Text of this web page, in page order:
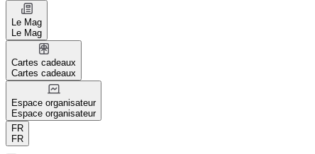
Le Mag
Le Mag
Cartes cadeaux
Cartes cadeaux
Espace organisateur
Espace organisateur
FR
FR